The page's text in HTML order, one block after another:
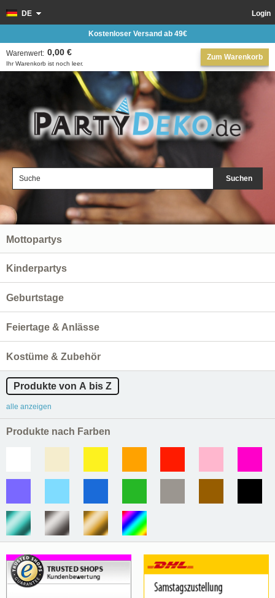
Suchen
Login
DE
Zum Warenkorb
Ihr Warenkorb ist noch leer.
Warenwert: 0,00 €
Kostenloser Versand ab 49€
Mottopartys
Kinderpartys
Geburtstage
Feiertage & Anlässe
Kostüme & Zubehör
Produkte von A bis Z
alle anzeigen
Produkte nach Farben